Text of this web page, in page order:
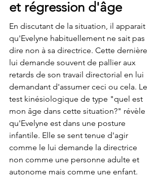
et régression d'âge
En discutant de la situation, il apparait
qu'Evelyne habituellement ne sait pas
dire non à sa directrice. Cette dernière
lui demande souvent de pallier aux
retards de son travail directorial en lui
demandant d'assumer ceci ou cela. Le
test kinésiologique de type "quel est
mon âge dans cette situation?" révèle
qu'Evelyne est dans une posture
infantile. Elle se sent tenue d'agir
comme le lui demande la directrice
non comme une personne adulte et
autonome mais comme une enfant.